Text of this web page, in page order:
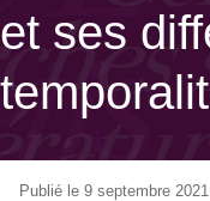
et ses
Publié le 9 septembre 2021